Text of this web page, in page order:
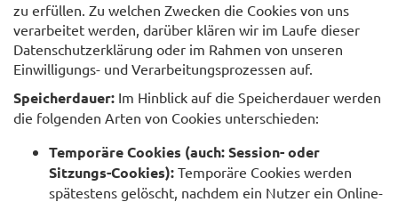
zu erfüllen. Zu welchen Zwecken die Cookies von uns
verarbeitet werden, darüber klären wir im Laufe dieser
Datenschutzerklärung oder im Rahmen von unseren
Einwilligungs- und Verarbeitungsprozessen auf.
Speicherdauer: Im Hinblick auf die Speicherdauer werden
die folgenden Arten von Cookies unterschieden:
Temporäre Cookies (auch: Session- oder
Sitzungs-Cookies): Temporäre Cookies werden
spätestens gelöscht, nachdem ein Nutzer ein Online-